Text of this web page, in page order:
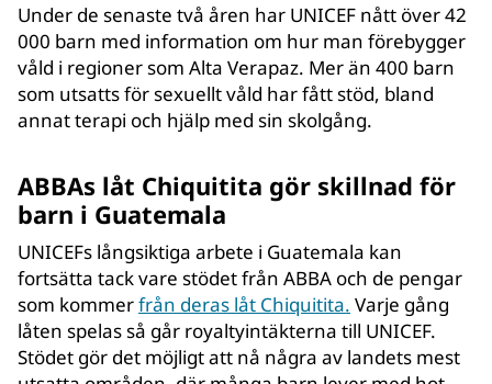
Under de senaste två åren har UNICEF nått över 42
000 barn med information om hur man förebygger
våld i regioner som Alta Verapaz. Mer än 400 barn
som utsatts för sexuellt våld har fått stöd, bland
annat terapi och hjälp med sin skolgång.
ABBAs låt Chiquitita gör skillnad för
barn i Guatemala
UNICEFs långsiktiga arbete i Guatemala kan
fortsätta tack vare stödet från ABBA och de pengar
som kommerfrån deras låt Chiquitita. Varje gång
låten spelas så går royaltyintäkterna till UNICEF.
Stödet gör det möjligt att nå några av landets mest